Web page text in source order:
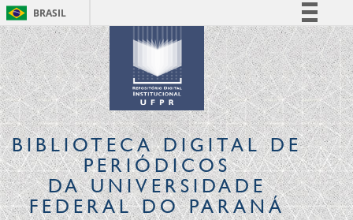
BRASIL
Simplifique!
Comunica BR
Participe
Acesso à informação
Legislação
Canais
BIBLIOTECA DIGITALDE
PERIÓDICOS
DA UNIVERSIDADE
FEDERAL DO PARANÁ